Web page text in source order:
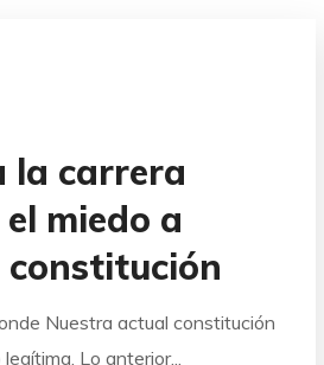
la carrera
miedo a
Nuestra actual constitución
Lo anterior...